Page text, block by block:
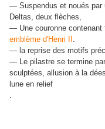
— Suspendus et noués par
Deltas, deux flèches,
— Une couronne contenant
emblème d'Henri II .
— la reprise des motifs
— Le pilastre se termine
sculptées, allusion à la
lune en relief